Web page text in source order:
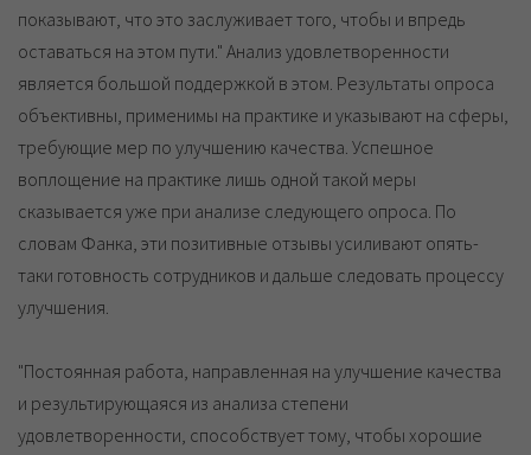
показывают, что это заслуживает того, чтобы и впредь
оставаться на этом пути." Анализ удовлетворенности
является большой поддержкой в этом. Результаты опроса
объективны, применимы на практике и указывают на сферы,
требующие мер по улучшению качества. Успешное
воплощение на практике лишь одной такой меры
сказывается уже при анализе следующего опроса. По
словам Фанка, эти позитивные отзывы усиливают опять-
таки готовность сотрудников и дальше следовать процессу
улучшения.
"Постоянная работа, направленная на улучшение качества
и результирующаяся из анализа степени
удовлетворенности, способствует тому, чтобы хорошие